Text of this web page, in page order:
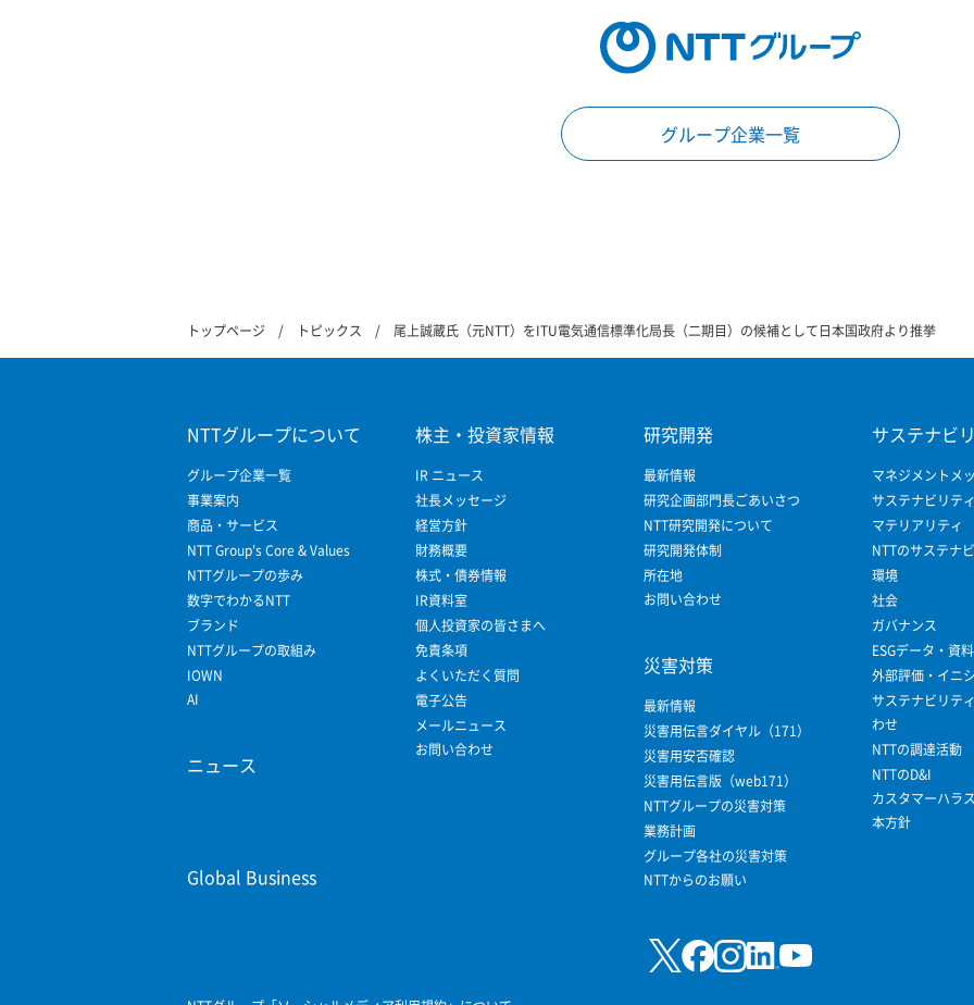
グループ企業一覧
トップページ トピックス 尾上誠蔵氏（元NTT）をITU電気通信標準化局長（二期目）の候補として日本国政府より推挙
NTTグループについて
グループ企業一覧
事業案内
商品・サービス
NTT Group's Core & Values
NTTグループの歩み
数字でわかるNTT
ブランド
NTTグループの取組み
IOWN
AI
ニュース
Global Business
株主・投資家情報
IR ニュース
社長メッセージ
経営方針
財務概要
株式・債券情報
IR資料室
個人投資家の皆さまへ
免責条項
よくいただく質問
電子公告
メールニュース
お問い合わせ
研究開発
最新情報
研究企画部門長ごあいさつ
NTT研究開発について
研究開発体制
所在地
お問い合わせ
災害対策
最新情報
災害用伝言ダイヤル（171）
災害用安否確認
災害用伝言版（web171）
NTTグループの災害対策
業務計画
グループ各社の災害対策
NTTからのお願い
サステナビ
マネジメントメ
サステナビリテ
マテリアリティ
NTTのサステナ
環境
社会
ガバナンス
ESGデータ・資料
外部評価・イニ
サステナビリテ
わせ
NTTの調達活動
NTTのD&I
カスタマーハラ
本方針